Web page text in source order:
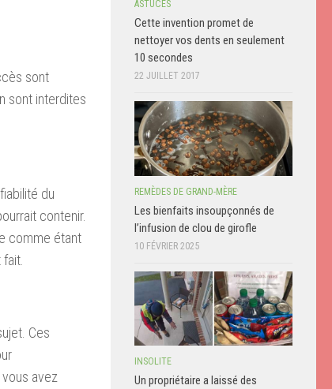
sont
sont interdites
du
contenir.
comme étant
Ces
avez
ASTUCES
Cette invention promet de
nettoyer vos dents en seulement
10 secondes
22 JUILLET 2017
REMÈDES DE GRAND-MÈRE
Les bienfaits insoupçonnés de
l’infusion de clou de girofle
10 FÉVRIER 2025
INSOLITE
Un propriétaire a laissé des